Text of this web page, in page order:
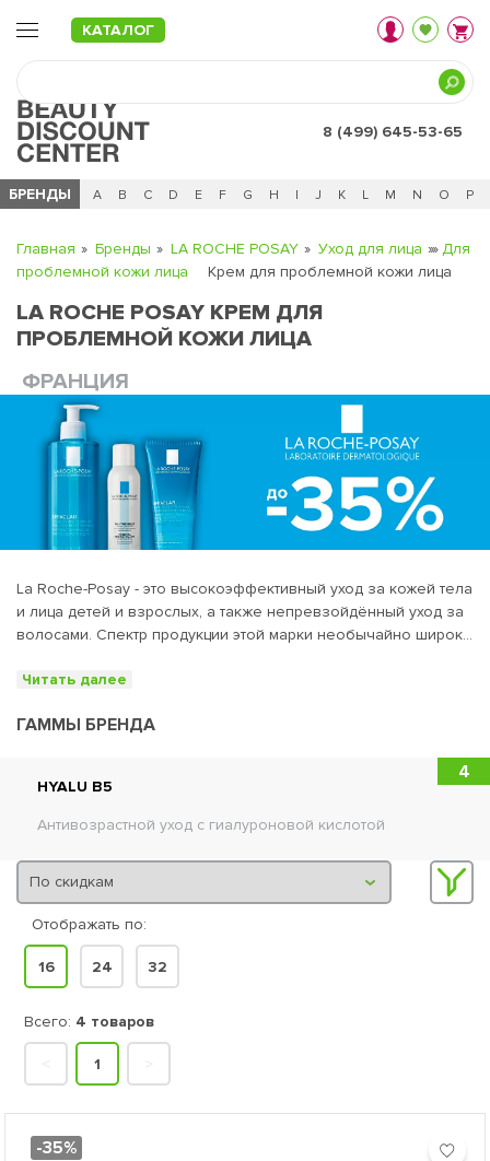
КАТАЛОГ
8 (499) 645-53-65
БРЕНДЫ
Ч 0 - 9 A B C D E F G H I J K L M N O P
Главная Бренды LA ROCHE POSAY Уход для лица
Для
проблемной кожи лица
Крем для проблемной кожи лица
LA ROCHE POSAY КРЕМ ДЛЯ
ПРОБЛЕМНОЙ КОЖИ ЛИЦА
ФРАНЦИЯ
La Roche-Posay - это высокоэффективный уход за кожей тела
и лица детей и взрослых, а также непревзойдённый уход за
волосами. Спектр продукции этой марки необычайно широк,
декоративной косметики. Все средства разработаны в
новейших технологий и научных достижений, поэтому не
на 100% гипоаллергенны, не вызывают угревую сыпь, не
содержат масел, отличаются высоким содержанием активных
ароматических компонентов.
Читать далее
ГАММЫ БРЕНДА
HYALU B5
Антивозрастной уход с гиалуроновой кислотой
4
Отображать по:
16 24 32
Всего: 4 товаров
1
-35%